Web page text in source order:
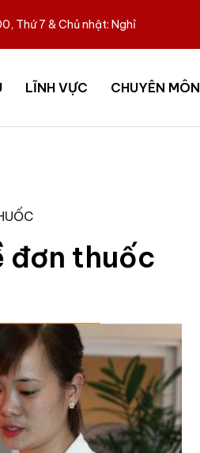
Thứ 7 & Chủ nhật: Nghỉ
LĨNH VỰC CHUYÊN MÔN
đơn thuốc